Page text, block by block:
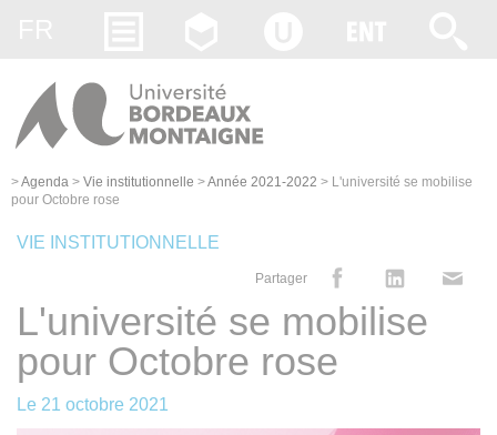
>Agenda > Vie institutionnelle >Année 2021-2022 > L'université se mobilise
pour Octobre rose
VIE INSTITUTIONNELLE
Partager
L'université se mobilise
pour Octobre rose
Le 21 octobre 2021